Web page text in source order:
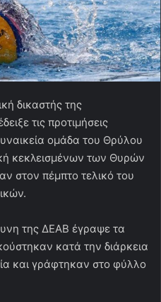
δικαστής της
τις προτιμήσεις
ομάδα του Θρύλου
κεκλεισμένων των Θυρών
στον πέμπτο τελικό του
της ΔΕΑΒ έγραψε τα
κατά την διάρκεια
και γράφτηκαν στο φύλλο